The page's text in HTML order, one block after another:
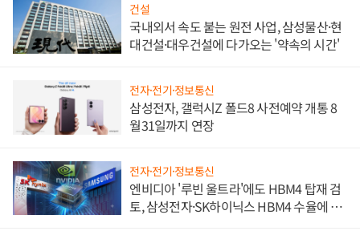
건설
국내외서 속도 붙는 원전 사업, 삼성물산·현
대건설·대우건설에 다가오는 '약속의 시간'
전자·전기·정보통신
삼성전자, 갤럭시Z 폴드8 사전예약 개통 8
월31일까지 연장
전자·전기·정보통신
엔비디아 '루빈 울트라'에도 HBM4 탑재 검
토, 삼성전자·SK하이닉스 HBM4 수율에 주